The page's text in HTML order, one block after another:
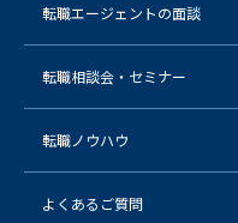
転職エージェントの面談
転職相談会・セミナー
転職ノウハウ
よくあるご質問